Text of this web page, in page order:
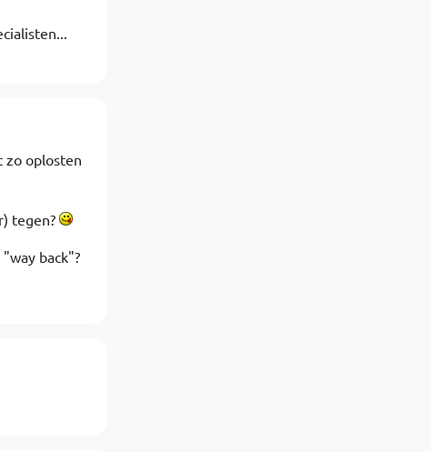
zo oplosten
tegen?
back"?